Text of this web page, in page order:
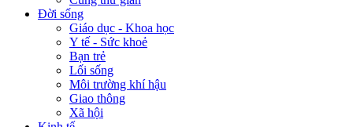
Đời sống
Giáo dục - Khoa học
Y tế - Sức khoẻ
Bạn trẻ
Lối sống
Môi trường khí hậu
Giao thông
Xã hội